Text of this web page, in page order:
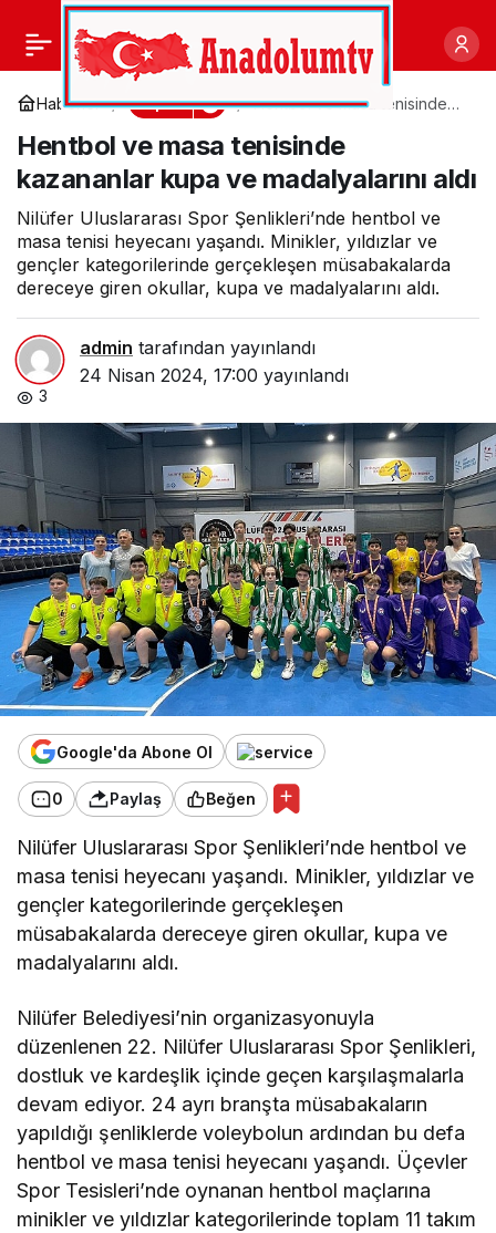
Haberler Spor
Hentbol ve masa tenisinde
madalyalarını aldı
Hentbol ve masa tenisinde
kazananlar kupa ve madalyalarını aldı
Nilüfer Uluslararası Spor Şenlikleri’nde hentbol ve
masa tenisi heyecanı yaşandı. Minikler, yıldızlar ve
gençler kategorilerinde gerçekleşen müsabakalarda
dereceye giren okullar, kupa ve madalyalarını aldı.
admin tarafından yayınlandı
24 Nisan 2024, 17:00 yayınlandı
3
Google'da Abone Ol
0 Paylaş Beğen
Nilüfer Uluslararası Spor Şenlikleri’nde hentbol ve
masa tenisi heyecanı yaşandı. Minikler, yıldızlar ve
gençler kategorilerinde gerçekleşen
müsabakalarda dereceye giren okullar, kupa ve
madalyalarını aldı.
Nilüfer Belediyesi’nin organizasyonuyla
düzenlenen 22. Nilüfer Uluslararası Spor Şenlikleri,
dostluk ve kardeşlik içinde geçen karşılaşmalarla
devam ediyor. 24 ayrı branşta müsabakaların
yapıldığı şenliklerde voleybolun ardından bu defa
hentbol ve masa tenisi heyecanı yaşandı. Üçevler
Spor Tesisleri’nde oynanan hentbol maçlarına
minikler ve yıldızlar kategorilerinde toplam 11 takım
Sivas Belediyesi
tarafından her yıl
geleneksel olarak
düzenlenen İlkokullar
Arası Futbol Turnuvası
başladı
Paylaş